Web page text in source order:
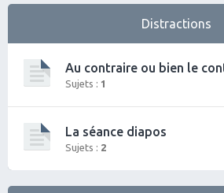
Distractions
Au contraire ou bien le
Sujets : 1
La séance diapos
Sujets : 2